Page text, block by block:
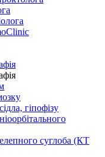
гіпофізу
суглоба (КТ